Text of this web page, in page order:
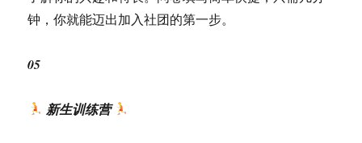
钟，你就能迈出加入社团的第一步。
05
新生训练营